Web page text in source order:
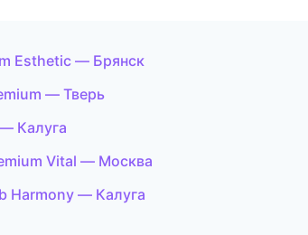
Esthetic — Брянск
— Тверь
Калуга
Vital — Москва
Harmony — Калуга